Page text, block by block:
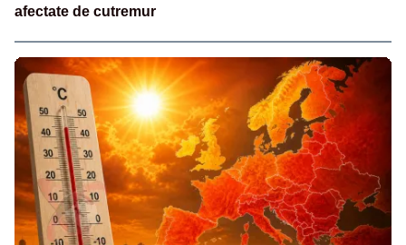
afectate de cutremur